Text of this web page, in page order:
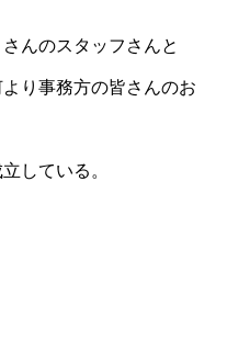
んのスタッフさんと
り事務方の皆さんのお
している。